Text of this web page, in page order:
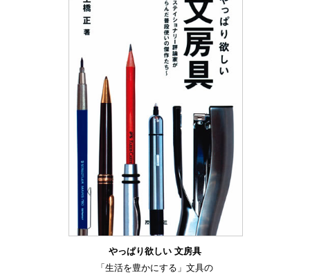
やっぱり欲しい 文房具
「生活を豊かにする」文具の